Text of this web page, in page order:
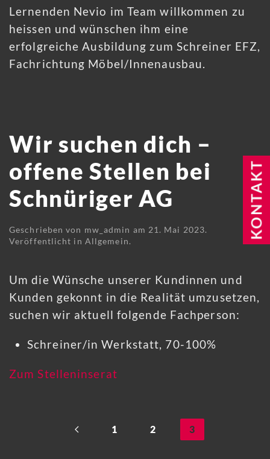
Lernenden Nevio im Team willkommen zu
heissen und wünschen ihm eine
erfolgreiche Ausbildung zum Schreiner EFZ,
Fachrichtung Möbel/Innenausbau.
Wir suchen dich –
offene Stellen bei
Schnüriger AG
Geschrieben von mw_admin am 21. Mai 2023.
Veröffentlicht in Allgemein.
Um die Wünsche unserer Kundinnen und
Kunden gekonnt in die Realität umzusetzen,
suchen wir aktuell folgende Fachperson:
Schreiner/in Werkstatt, 70-100%
Zum Stelleninserat
1 2 3